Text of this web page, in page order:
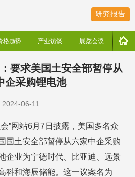
研究报告
格趋势 产业访谈 展览会议
要求美国土安全部暂停从
企采购锂电池
2024-06-11
”网站6月7日披露，美国多名众
国土安全部暂停从六家中企采购
企业为宁德时代、比亚迪、远景
科和海辰储能。这一议案名为